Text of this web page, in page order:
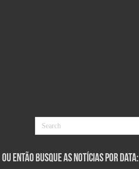
Ou Então Busque as Notícias Por Data: